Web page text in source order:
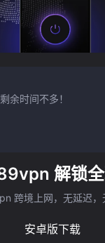
余时间不多！
解锁
跨境上网，无延迟，
安卓版下载